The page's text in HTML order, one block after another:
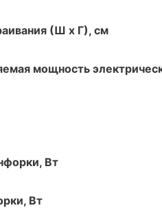
(Ш х Г), см
мощность
Вт
Вт